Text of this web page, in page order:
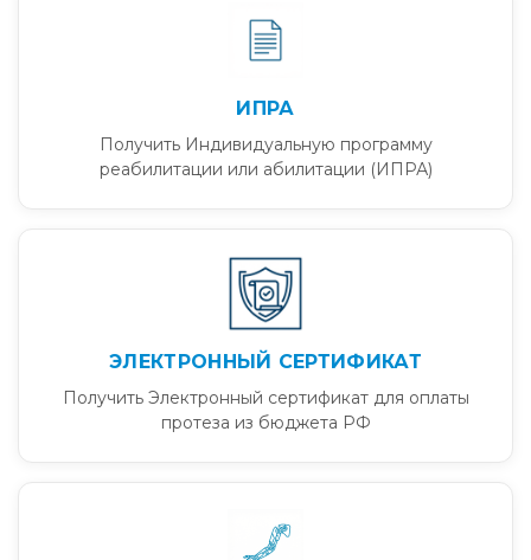
ИПРА
Получить Индивидуальную программу
реабилитации или абилитации (ИПРА)
ЭЛЕКТРОННЫЙ СЕРТИФИКАТ
Получить Электронный сертификат для оплаты
протеза из бюджета РФ